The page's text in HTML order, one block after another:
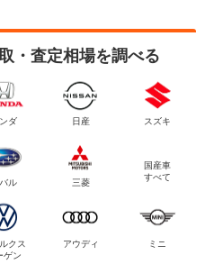
・査定相場を調べる
ダ 日産 スズキ
ル 三菱
国産車
すべて
クス
ゲン
アウディ ミニ